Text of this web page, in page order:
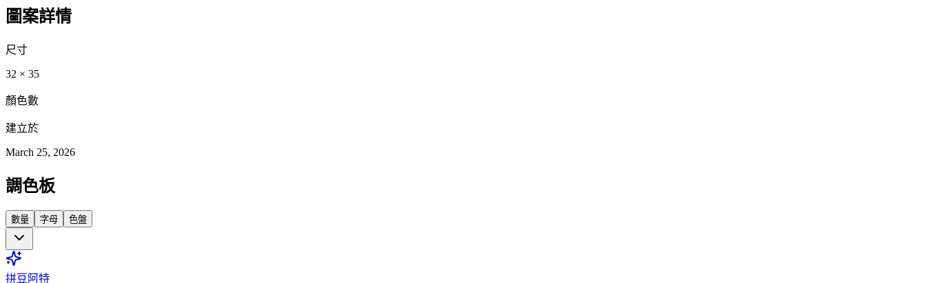
圖案詳情
尺寸
32 × 35
顏色數
建立於
March 25, 2026
調色板
數量 字母 色盤
拼豆阿特